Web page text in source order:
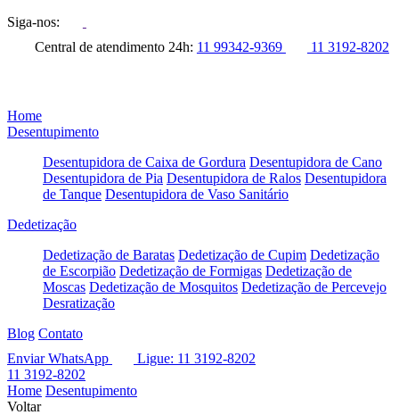
Siga-nos:
Central de atendimento 24h: 11 99342-9369 11 3192-8202
Home
Desentupimento
Desentupidora de Caixa de Gordura Desentupidora de Cano
Desentupidora de Pia Desentupidora de Ralos Desentupidora
de Tanque Desentupidora de Vaso Sanitário
Dedetização
Dedetização de Baratas Dedetização de Cupim Dedetização
de Escorpião Dedetização de Formigas Dedetização de
Moscas Dedetização de Mosquitos Dedetização de Percevejo
Desratização
Blog Contato
Enviar WhatsApp
Ligue: 11 3192-8202
11 3192-8202
Home Desentupimento
Voltar